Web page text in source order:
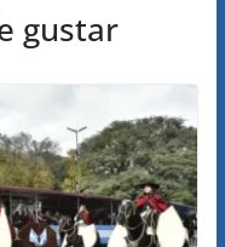
gustar